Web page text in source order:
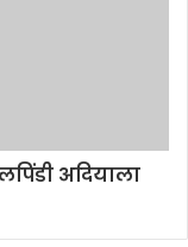
अदियाला